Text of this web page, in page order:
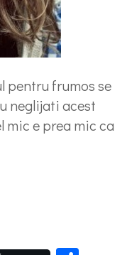
pentru frumos se
neglijati acest
mic e prea mic ca